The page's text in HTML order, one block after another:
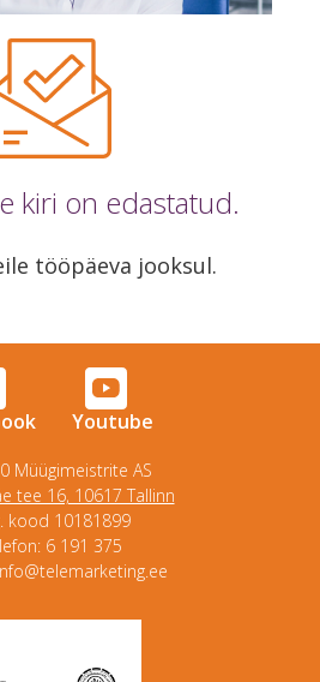
kiri on edastatud.
tööpäeva jooksul.
Youtube
Müügimeistrite AS
tee 16, 10617 Tallinn
kood 10181899
6 191 375